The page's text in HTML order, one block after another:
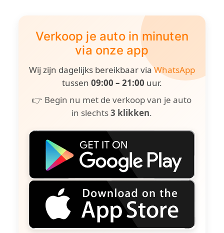
Verkoop je auto in minuten
via onze app
Wij zijn dagelijks bereikbaar viaWhatsApp
tussen 09:00 – 21:00 uur.
👉 Begin nu met de verkoop van je auto
in slechts3 klikken.